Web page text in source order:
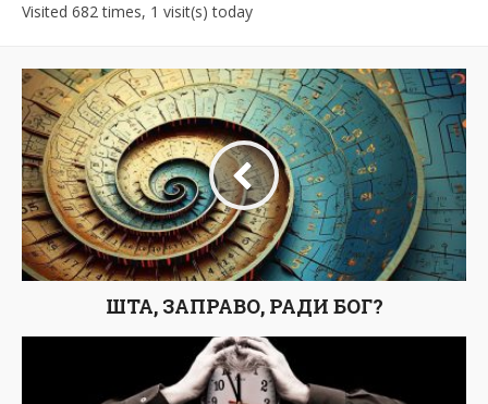
Visited 682 times, 1 visit(s) today
ШТА, ЗАПРАВО, РАДИ БОГ?